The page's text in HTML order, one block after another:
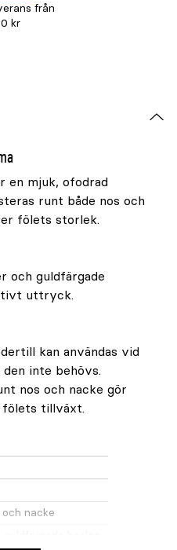
från
kr
en mjuk, ofodrad
runt både nos och
fölets storlek.
och guldfärgade
uttryck.
kan användas vid
inte behövs.
nos och nacke gör
fölets tillväxt.
nacke